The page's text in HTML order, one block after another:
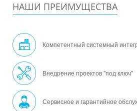
НАШИ ПРЕИМУЩЕСТВА
Компетентный системный
Внедрение проектов "под ключ"
Сервисное и гарантийное